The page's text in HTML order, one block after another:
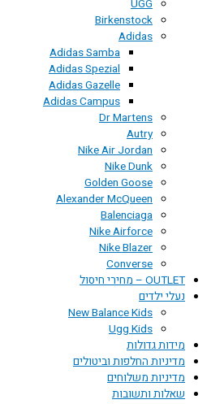
UGG
Birkenstock
Adidas
Adidas Samba
Adidas Spezial
Adidas Gazelle
Adidas Campus
Dr Martens
Autry
Nike Air Jordan
Nike Dunk
Golden Goose
Alexander McQueen
Balenciaga
Nike Airforce
Nike Blazer
Converse
OUTLET – מחירי חיסול
נעלי ילדים
New Balance Kids
Ugg Kids
מידות גדולות
מדיניות החלפות וביטולים
מדיניות משלוחים
שאלות ותשובות